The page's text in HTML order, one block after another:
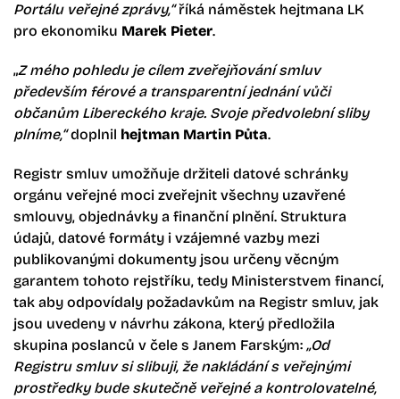
Portálu veřejné zprávy,“říká náměstek hejtmana LK
pro ekonomiku Marek Pieter.
„Z mého pohledu je cílem zveřejňování smluv
především férové a transparentní jednání vůči
občanům Libereckého kraje. Svoje předvolební sliby
plníme,“doplnil hejtman Martin Půta.
Registr smluv umožňuje držiteli datové schránky
orgánu veřejné moci zveřejnit všechny uzavřené
smlouvy, objednávky a finanční plnění. Struktura
údajů, datové formáty i vzájemné vazby mezi
publikovanými dokumenty jsou určeny věcným
garantem tohoto rejstříku, tedy Ministerstvem financí,
tak aby odpovídaly požadavkům na Registr smluv, jak
jsou uvedeny v návrhu zákona, který předložila
skupina poslanců v čele s Janem Farským: „Od
Registru smluv si slibuji, že nakládání s veřejnými
prostředky bude skutečně veřejné a kontrolovatelné,